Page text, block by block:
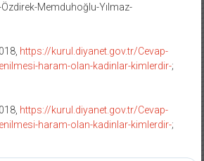
Özdirek-Memduhoğlu-Yılmaz-
https://kurul.diyanet.gov.tr/Cevap-
haram-olan-kadinlar-kimlerdir-;
https://kurul.diyanet.gov.tr/Cevap-
haram-olan-kadinlar-kimlerdir-;